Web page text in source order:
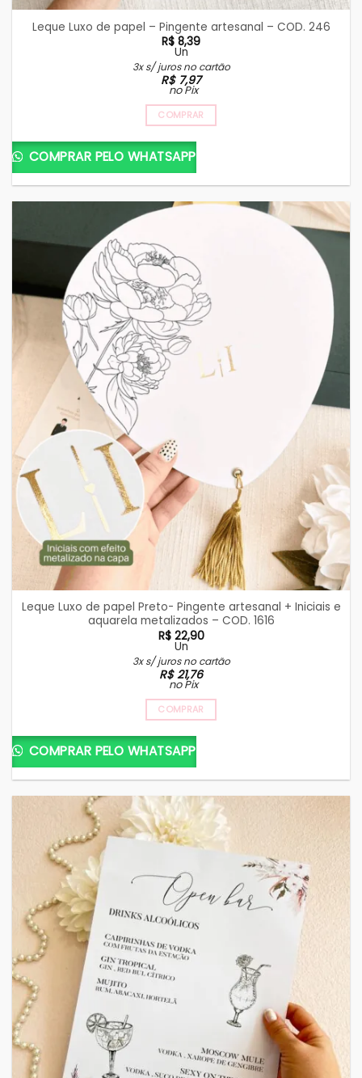
Leque Luxo de papel – Pingente artesanal – COD. 246
R$ 8,39
Un
3x s/ juros no cartão
R$7,97
no Pix
COMPRAR
COMPRAR PELO WHATSAPP
Leque Luxo de papel Preto- Pingente artesanal + Iniciais e
aquarela metalizados – COD. 1616
R$22,90
Un
3x s/ juros no cartão
R$21,76
no Pix
COMPRAR
COMPRAR PELO WHATSAPP